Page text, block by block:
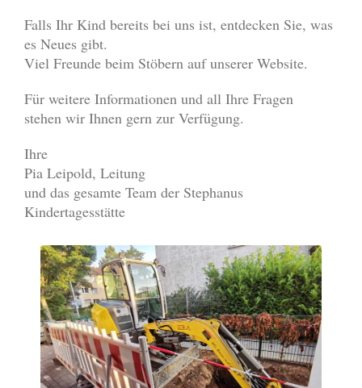
Falls Ihr Kind bereits bei uns ist, entdecken Sie, was
es Neues gibt.
Viel Freunde beim Stöbern auf unserer Website.
Für weitere Informationen und all Ihre Fragen
stehen wir Ihnen gern zur Verfügung.
Ihre
Pia Leipold, Leitung
und das gesamte Team der Stephanus
Kindertagesstätte